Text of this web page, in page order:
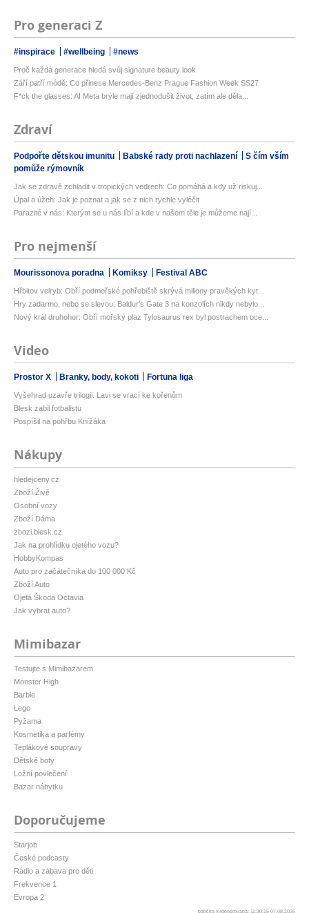
Pro generaci Z
#inspirace #wellbeing #news
Proč každá generace hledá svůj signature beauty look
Září patří módě: Co přinese Mercedes-Benz Prague Fashion Week SS27
F*ck the glasses: AI Meta brýle mají zjednodušit život, zatím ale děla...
Zdraví
Podpořte dětskou imunitu Babské rady proti nachlazení
S čím vším
pomůže rýmovník
Jak se zdravě zchladit v tropických vedrech: Co pomáhá a kdy už riskuj...
Úpal a úžeh: Jak je poznat a jak se z nich rychle vyléčit
Parazité v nás: Kterým se u nás líbí a kde v našem těle je můžeme nají...
Pro nejmenší
Mourissonova poradna Komiksy Festival ABC
Hřbitov velryb: Obří podmořské pohřebiště skrývá miliony pravěkých kyt...
Hry zadarmo, nebo se slevou: Baldur's Gate 3 na konzolích nikdy nebylo...
Nový král druhohor: Obří mořský plaz Tylosaurus rex byl postrachem oce...
Video
Prostor X Branky, body, kokoti Fortuna liga
Vyšehrad uzavře trilogii. Lavi se vrací ke kořenům
Blesk zabil fotbalistu
Pospíšil na pohřbu Knížáka
Nákupy
hledejceny.cz
Zboží Živě
Osobní vozy
Zboží Dáma
zbozi.blesk.cz
Jak na prohlídku ojetého vozu?
HobbyKompas
Auto pro začátečníka do 100 000 Kč
Zboží Auto
Ojetá Škoda Octavia
Jak vybrat auto?
Mimibazar
Testujte s Mimibazarem
Monster High
Barbie
Lego
Pyžama
Kosmetika a parfémy
Teplákové soupravy
Dětské boty
Ložní povlečení
Bazar nábytku
Doporučujeme
Starjob
České podcasty
Rádio a zábava pro děti
Frekvence 1
Evropa 2
patička vygenerovaná: 11:30:15 07.08.2026